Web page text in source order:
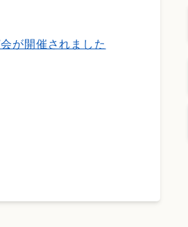
が開催されました